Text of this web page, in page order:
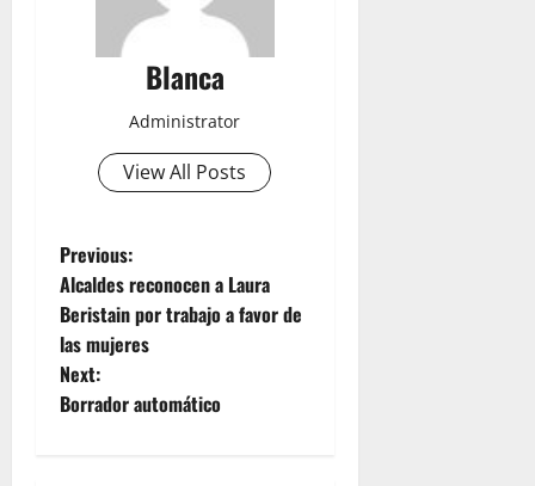
Blanca
Administrator
View All Posts
P
o
s
t
Previous:
Alcaldes reconocen a Laura
Beristain por trabajo a favor de
las mujeres
Next:
Borrador automático